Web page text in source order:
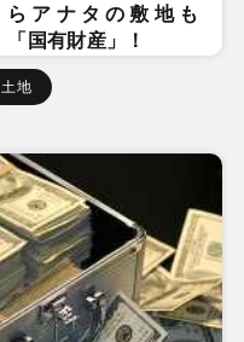
らアナタの敷地も
「国有財産」！
土地